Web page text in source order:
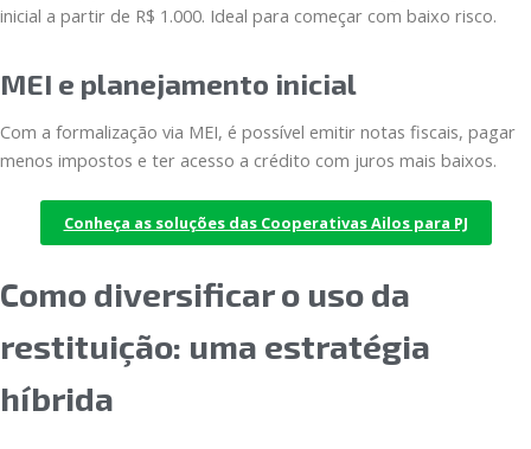
inicial a partir de R$ 1.000. Ideal para começar com baixo risco.
MEI e planejamento inicial
Com a formalização via MEI, é possível emitir notas fiscais, pagar
menos impostos e ter acesso a crédito com juros mais baixos.
Conheça as soluções das Cooperativas Ailos para PJ
Como diversificar o uso da
restituição: uma estratégia
híbrida